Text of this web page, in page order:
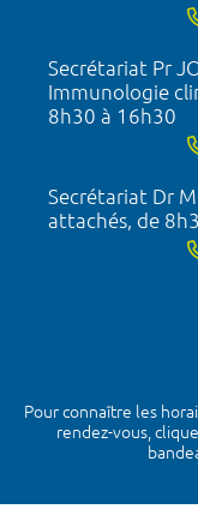
Secrétariat Pr
Immunologie
8h30 à 16h30
Secrétariat Dr
attachés, de
Pour connaître les
rendez-vous,